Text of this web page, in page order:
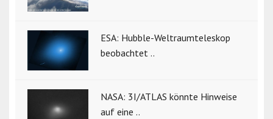
ESA: Hubble-Weltraumteleskop
beobachtet ..
NASA: 3I/ATLAS könnte Hinweise
auf eine ..